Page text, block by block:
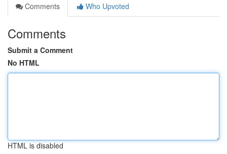
Comments
Who Upvoted
Comments
Submit a Comment
No HTML
HTML is disabled